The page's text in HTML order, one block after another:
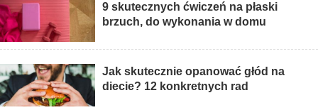
9 skutecznych ćwiczeń na płaski
brzuch, do wykonania w domu
Jak skutecznie opanować głód na
diecie? 12 konkretnych rad